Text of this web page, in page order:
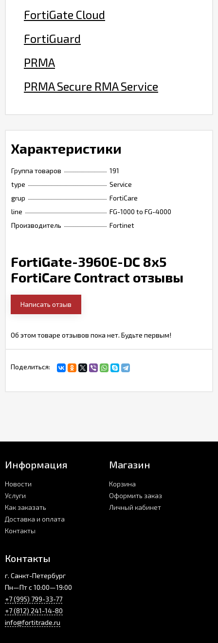
FortiGate Cloud
FortiGuard
PRMA
PRMA Secure RMA Service
Характеристики
Группа товаров
191
type
Service
grup
FortiCare
line
FG-1000 to FG-4000
Производитель
Fortinet
FortiGate-3960E-DC 8x5
FortiCare Contract отзывы
Написать отзыв
Об этом товаре отзывов пока нет. Будьте первым!
Поделиться:
Информация
Новости
Услуги
Как заказать
Доставка и оплата
Контакты
Магазин
Корзина
Оформить заказ
Личный кабинет
Контакты
г. Санкт-Петербург
Пн—Пт с 10:00—19:00
+7 (995) 799-33-77
+7 (812) 241-14-80
info@fortitrade.ru